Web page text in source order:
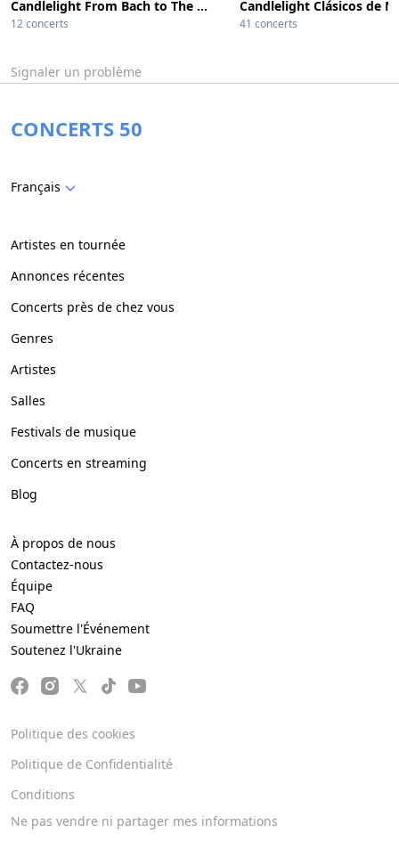
Candlelight From Bach to The Beatles
12 concerts
Candlelight Clásicos de
41 concerts
Signaler un problème
CONCERTS 50
Français
Artistes en tournée
Annonces récentes
Concerts près de chez vous
Genres
Artistes
Salles
Festivals de musique
Concerts en streaming
Blog
À propos de nous
Contactez-nous
Équipe
FAQ
Soumettre l'Événement
Soutenez l'Ukraine
Politique des cookies
Politique de Confidentialité
Conditions
Ne pas vendre ni partager mes informations